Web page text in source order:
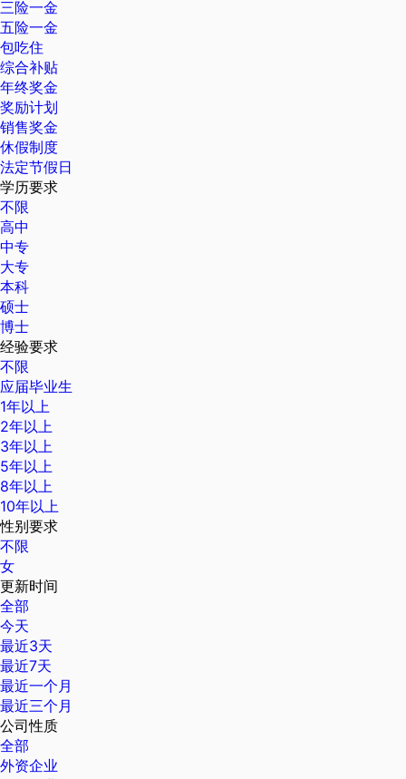
三险一金
五险一金
包吃住
综合补贴
年终奖金
奖励计划
销售奖金
休假制度
法定节假日
学历要求
不限
高中
中专
大专
本科
硕士
博士
经验要求
不限
应届毕业生
1年以上
2年以上
3年以上
5年以上
8年以上
10年以上
性别要求
不限
女
更新时间
全部
今天
最近3天
最近7天
最近一个月
最近三个月
公司性质
全部
外资企业